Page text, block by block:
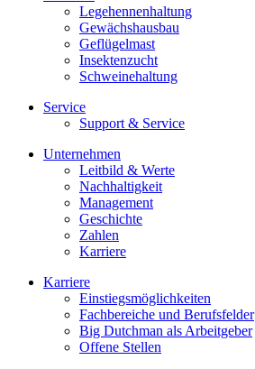
Legehennenhaltung
Gewächshausbau
Geflügelmast
Insektenzucht
Schweinehaltung
Service
Support & Service
Unternehmen
Leitbild & Werte
Nachhaltigkeit
Management
Geschichte
Zahlen
Karriere
Karriere
Einstiegsmöglichkeiten
Fachbereiche und Berufsfelder
Big Dutchman als Arbeitgeber
Offene Stellen